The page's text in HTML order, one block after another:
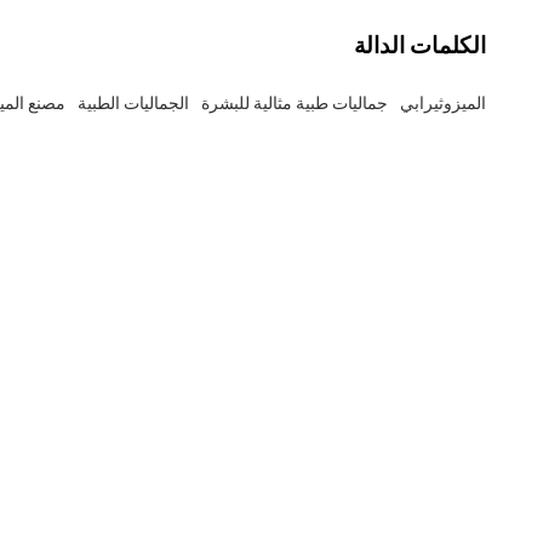
الكلمات الدالة
الميزوثيرابي جماليات طبية مثالية للبشرة الجماليات الطبية مصنع